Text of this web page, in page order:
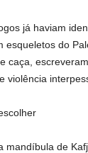
já haviam
esqueletos do
caça,
violência
mandíbula de